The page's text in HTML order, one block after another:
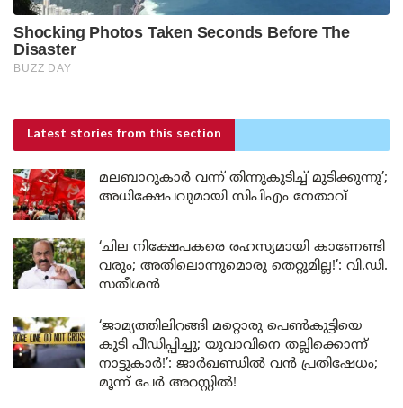
Latest stories from this section
മലബാറുകാർ വന്ന് തിന്നുകുടിച്ച് മുടിക്കുന്നു’;
അധിക്ഷേപവുമായി സിപിഎം നേതാവ്
‘ചില നിക്ഷേപകരെ രഹസ്യമായി കാണേണ്ടി
വരും; അതിലൊന്നുമൊരു തെറ്റുമില്ല!’: വി.ഡി.
സതീശൻ
‘ജാമ്യത്തിലിറങ്ങി മറ്റൊരു പെൺകുട്ടിയെ
കൂടി പീഡിപ്പിച്ചു; യുവാവിനെ തല്ലിക്കൊന്ന്
നാട്ടുകാർ!’: ജാർഖണ്ഡിൽ വൻ പ്രതിഷേധം;
മൂന്ന് പേർ അറസ്റ്റിൽ!